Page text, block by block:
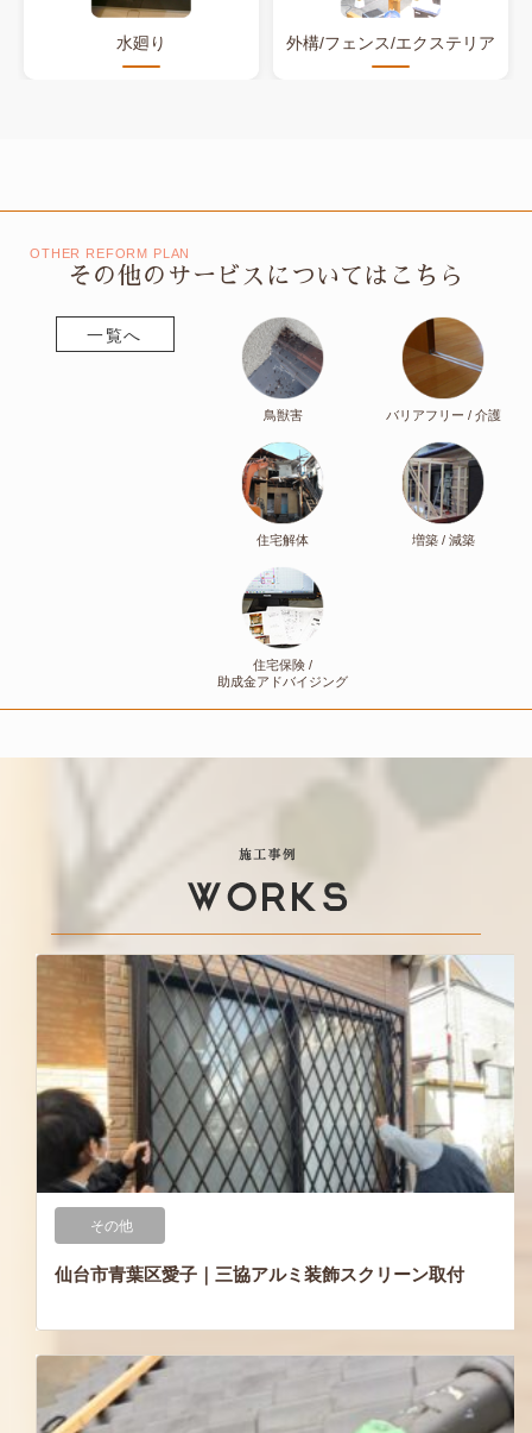
水廻り 外構/フェンス/エクステリア
OTHER REFORM PLAN
その他のサービスについてはこちら
鳥獣害 バリアフリー / 介護
住宅解体 増築 / 減築
住宅保険 /
助成金アドバイジング
一覧へ
その他
仙台市青葉区愛子｜三協アルミ装飾スクリーン取付